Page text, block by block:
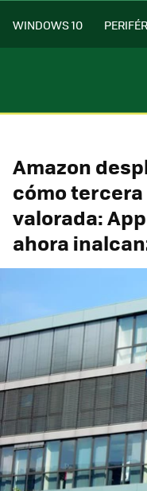
WINDOWS 10
Amazon
cómo
valorada:
ahora